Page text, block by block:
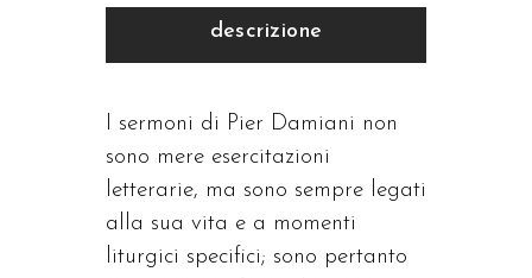
descrizione
I sermoni di Pier Damiani non
sono mere esercitazioni
letterarie, ma sono sempre legati
alla sua vita e a momenti
liturgici specifici; sono pertanto